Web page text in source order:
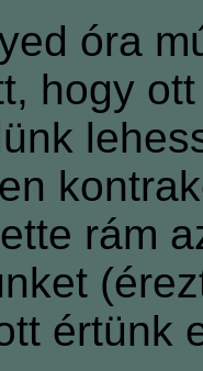
óra
hogy
rám
értünk